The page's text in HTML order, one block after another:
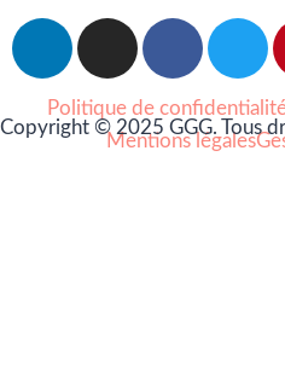
Copyright © 2025 GGG. Tous
Politique de
Mentions légales